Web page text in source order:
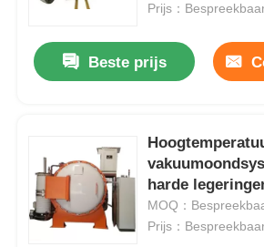
Prijs：
Beste prijs
harde
MOQ：
Prijs：